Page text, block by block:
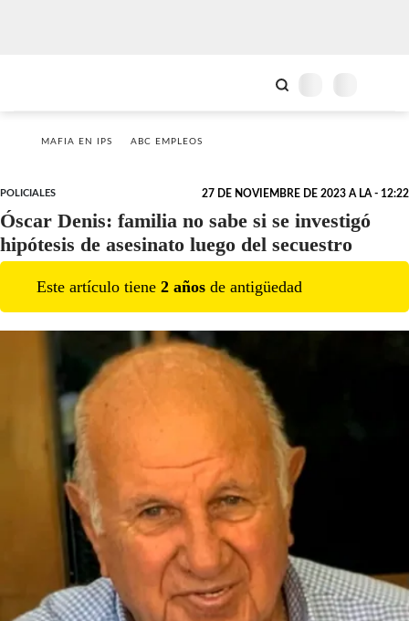
MAFIA EN IPS ABC EMPLEOS
POLICIALES 27 DE NOVIEMBRE DE 2023 A LA - 12:22
Óscar Denis: familia no sabe si se investigó
hipótesis de asesinato luego del secuestro
Este artículo tiene 2 años de antigüedad